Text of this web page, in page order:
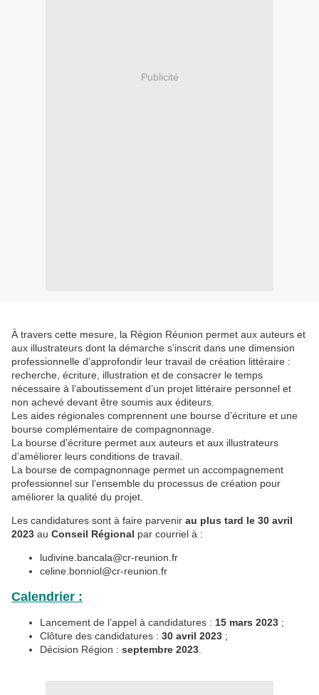
Publicité
À travers cette mesure, la Région Réunion permet aux auteurs et
aux illustrateurs dont la démarche s’inscrit dans une dimension
professionnelle d’approfondir leur travail de création littéraire :
recherche, écriture, illustration et de consacrer le temps
nécessaire à l’aboutissement d’un projet littéraire personnel et
non achevé devant être soumis aux éditeurs.
Les aides régionales comprennent une bourse d’écriture et une
bourse complémentaire de compagnonnage.
La bourse d’écriture permet aux auteurs et aux illustrateurs
d’améliorer leurs conditions de travail.
La bourse de compagnonnage permet un accompagnement
professionnel sur l’ensemble du processus de création pour
améliorer la qualité du projet.
Les candidatures sont à faire parvenir au plus tard le 30 avril
2023 au Conseil Régional par courriel à :
ludivine.bancala@cr-reunion.fr
celine.bonniol@cr-reunion.fr
Calendrier :
Lancement de l’appel à candidatures : 15 mars 2023 ;
Clôture des candidatures : 30 avril 2023 ;
Décision Région : septembre 2023